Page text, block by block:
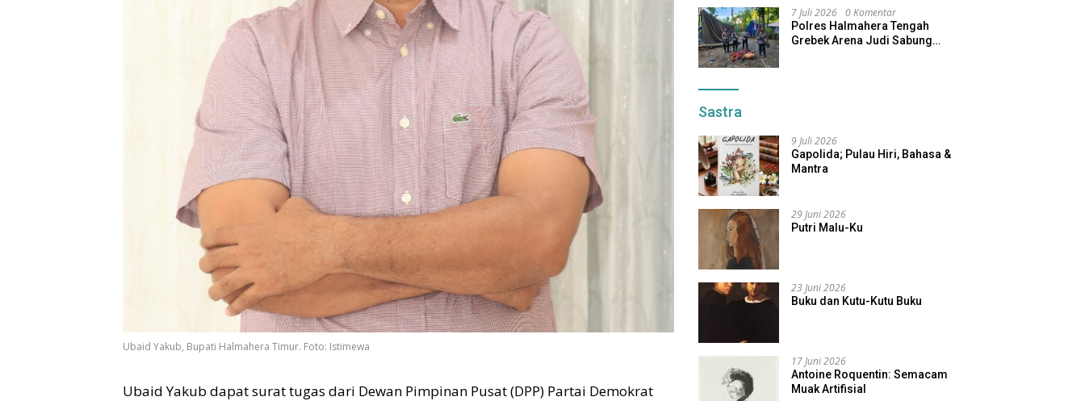
Ubaid Yakub, Bupati Halmahera Timur. Foto: Istimewa
Ubaid Yakub dapat surat tugas dari Dewan Pimpinan Pusat (DPP) Partai Demokrat
7 Juli 2026 0 Komentar
Polres Halmahera Tengah
Grebek Arena Judi Sabung
Sastra
9 Juli 2026
Gapolida; Pulau Hiri, Bahasa &
Mantra
29 Juni 2026
Putri Malu-Ku
23 Juni 2026
Buku dan Kutu-Kutu Buku
17 Juni 2026
Antoine Roquentin: Semacam
Muak Artifisial